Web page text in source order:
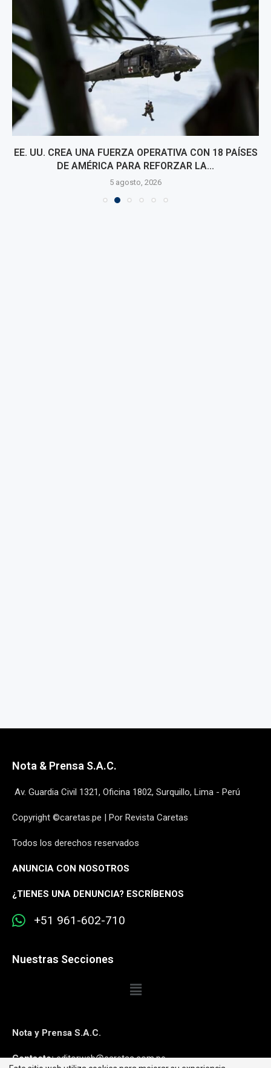
EE. UU. CREA UNA FUERZA OPERATIVA CON 18 PAÍSES
DE AMÉRICA PARA REFORZAR LA...
5 agosto, 2026
Nota & Prensa S.A.C.
Av. Guardia Civil 1321, Oficina 1802, Surquillo, Lima - Perú
Copyright ©caretas.pe | Por Revista Caretas
Todos los derechos reservados
ANUNCIA CON NOSOTROS
¿TIENES UNA DENUNCIA? ESCRÍBENOS
+51 961-602-710
Nuestras Secciones
Nota y Prensa S.A.C.
Contacto:editorweb@caretas.com.pe